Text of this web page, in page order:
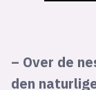
– Over de
den